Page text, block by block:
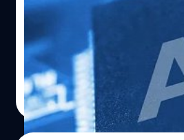
ก่อนหน้านี้ไม่นาน ARM ได้เปิดตั
ประสทธิภาพสำหรับสมาร์ตโฟนขึ้
ก็ได้เปิดตัวโครงการ Cortex-X
บริการในรูปแบบ Ecosystem เพื่
ด้านโซลูชันและผลิตภัณฑ์ได้ตามที่
Custom (CXC) เป็นโครงการสำห
ประสิทธิภาพซีพียูให้สอดคล้องกับค
ที่สุด โดยมีทีมวิศวกรของ ARM ค
ปรีดี ฤกษ์วลีกุล | 2263 days ago
Read More